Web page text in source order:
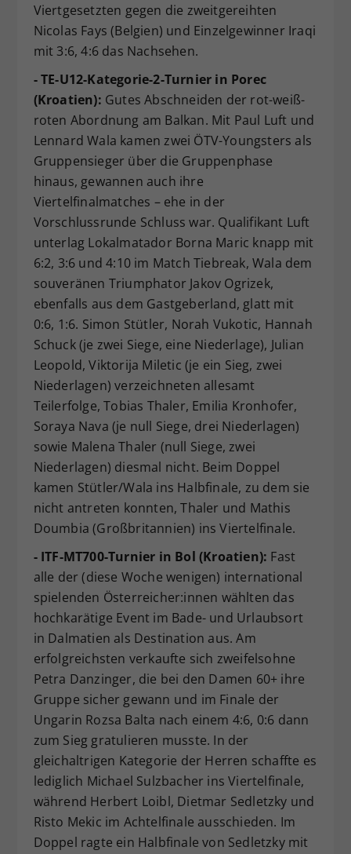
Viertgesetzten gegen die zweitgereihten
Nicolas Fays (Belgien) und Einzelgewinner Iraqi
mit 3:6, 4:6 das Nachsehen.
- TE-U12-Kategorie-2-Turnier in Porec
(Kroatien): Gutes Abschneiden der rot-weiß-
roten Abordnung am Balkan. Mit Paul Luft und
Lennard Wala kamen zwei ÖTV-Youngsters als
Gruppensieger über die Gruppenphase
hinaus, gewannen auch ihre
Viertelfinalmatches – ehe in der
Vorschlussrunde Schluss war. Qualifikant Luft
unterlag Lokalmatador Borna Maric knapp mit
6:2, 3:6 und 4:10 im Match Tiebreak, Wala dem
souveränen Triumphator Jakov Ogrizek,
ebenfalls aus dem Gastgeberland, glatt mit
0:6, 1:6. Simon Stütler, Norah Vukotic, Hannah
Schuck (je zwei Siege, eine Niederlage), Julian
Leopold, Viktorija Miletic (je ein Sieg, zwei
Niederlagen) verzeichneten allesamt
Teilerfolge, Tobias Thaler, Emilia Kronhofer,
Soraya Nava (je null Siege, drei Niederlagen)
sowie Malena Thaler (null Siege, zwei
Niederlagen) diesmal nicht. Beim Doppel
kamen Stütler/Wala ins Halbfinale, zu dem sie
nicht antreten konnten, Thaler und Mathis
Doumbia (Großbritannien) ins Viertelfinale.
- ITF-MT700-Turnier in Bol (Kroatien): Fast
alle der (diese Woche wenigen) international
spielenden Österreicher:innen wählten das
hochkarätige Event im Bade- und Urlaubsort
in Dalmatien als Destination aus. Am
erfolgreichsten verkaufte sich zweifelsohne
Petra Danzinger, die bei den Damen 60+ ihre
Gruppe sicher gewann und im Finale der
Ungarin Rozsa Balta nach einem 4:6, 0:6 dann
zum Sieg gratulieren musste. In der
gleichaltrigen Kategorie der Herren schaffte es
lediglich Michael Sulzbacher ins Viertelfinale,
während Herbert Loibl, Dietmar Sedletzky und
Risto Mekic im Achtelfinale ausschieden. Im
Doppel ragte ein Halbfinale von Sedletzky mit